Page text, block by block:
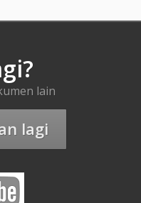
lain
lagi